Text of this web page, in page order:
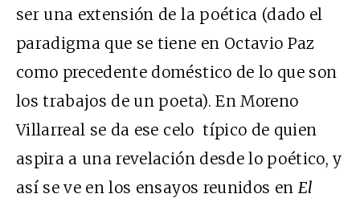
ser una extensión de la poética (dado el
paradigma que se tiene en Octavio Paz
como precedente doméstico de lo que son
los trabajos de un poeta). En Moreno
Villarreal se da ese celo típico de quien
aspira a una revelación desde lo poético, y
así se ve en los ensayos reunidos en El